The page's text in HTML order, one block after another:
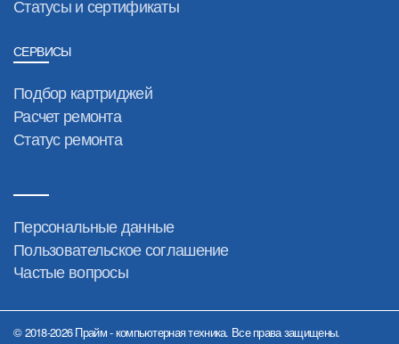
Статусы и сертификаты
СЕРВИСЫ
Подбор картриджей
Расчет ремонта
Статус ремонта
Персональные данные
Пользовательское соглашение
Частые вопросы
© 2018-2026 Прайм - компьютерная техника. Все права защищены.